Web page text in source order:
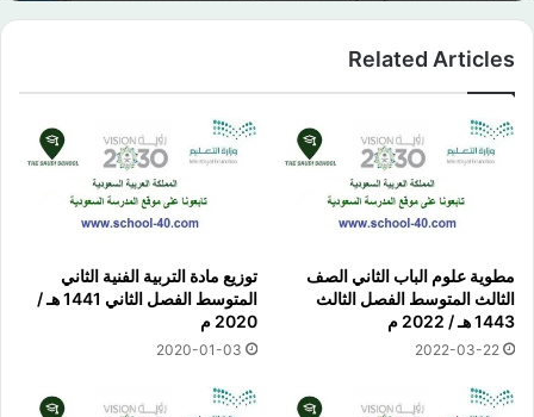
Related Articles
مطوية علوم الباب الثاني الصف
الثالث المتوسط الفصل الثالث
1443 هـ / 2022 م
2022-03-22
توزيع مادة التربية الفنية الثاني
المتوسط الفصل الثاني 1441 هـ /
2020 م
2020-01-03